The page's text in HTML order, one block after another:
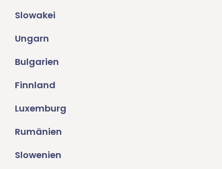
Slowakei
Ungarn
Bulgarien
Finnland
Luxemburg
Rumänien
Slowenien